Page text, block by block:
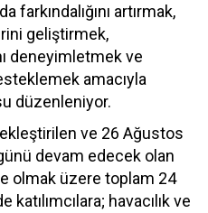
farkındalığını artırmak,
geliştirmek,
deneyimletmek ve
amacıyla
düzenleniyor.
ve 26 Ağustos
devam edecek olan
olmak üzere toplam 24
havacılık ve